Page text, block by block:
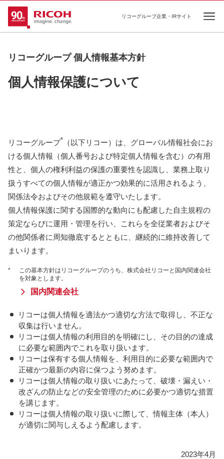
リコーグループ企業・IRサイト
リコーグループ 個人情報基本方針
個人情報保護について
リコーグループ*
（以下リコー）は、グローバル情報社会にお
ける個人情報（個人番号および特定個人情報を含む）の有用
性と、個人の権利利益の保護の重要性を認識し、業務上取り
扱うすべての個人情報が適正かつ効果的に活用されるよう、
関係法令およびその他規範を遵守いたします。
個人情報保護に関する国際的な動向にも配慮した自主規程の
策定ならびに運用・管理を行い、これらを全従業者およびそ
の他関係者に周知徹底するとともに、継続的に維持改善して
まいります。
*
この基本方針はリコーグループのうち、株式会社リコーと国内関連会社
を対象とします。
国内関連会社
リコーは個人情報を適法かつ適切な方法で取得し、不正な
収集は行いません。
リコーは個人情報の利用目的を明確にし、その目的の達成
に必要な範囲内でこれを取り扱います。
リコーは保有する個人情報を、利用目的に必要な範囲内で
正確かつ最新の内容に保つよう努めます。
リコーは個人情報の取り扱いにあたって、破壊・漏えい・
改ざんの防止などの安全管理のために必要かつ適切な措置
を講じます。
リコーは個人情報の取り扱いに際して、情報主体（本人）
が適切に関与しえるよう配慮します。
2023年4月